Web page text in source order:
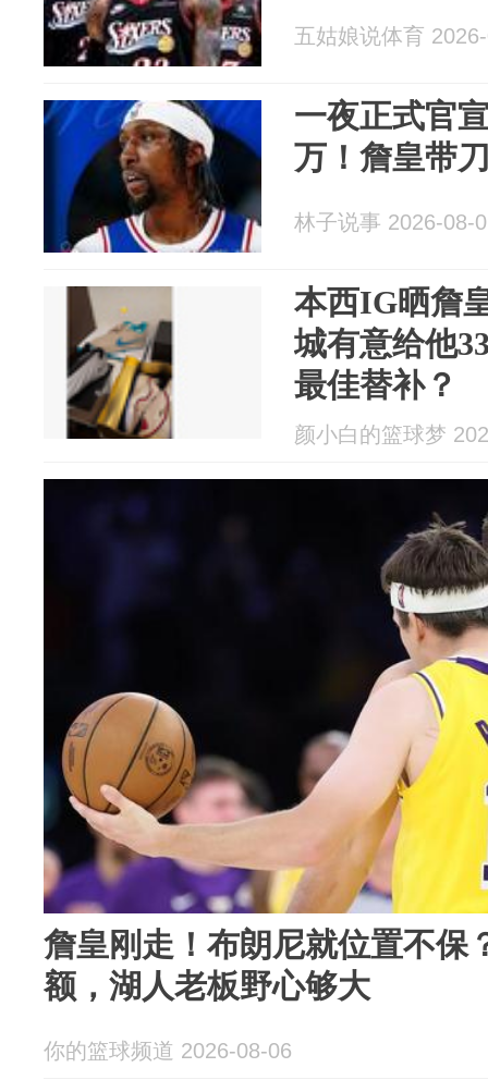
五姑娘说体育
一夜正式官
万！詹皇带
林子说事 2026-08-
本西IG晒詹
城有意给他
最佳替补？
颜小白的篮球梦
詹皇刚走！布朗尼就位置不保
额，湖人老板野心够大
你的篮球频道 2026-08-06